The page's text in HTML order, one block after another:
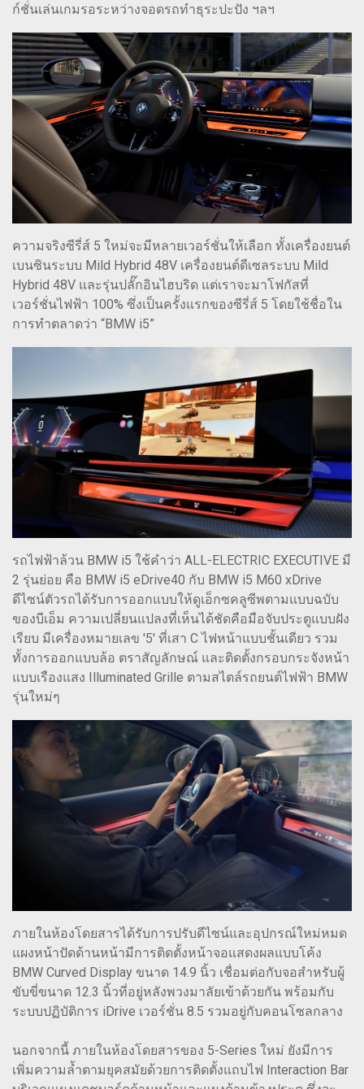
ก์ชั่นเล่นเกมรอระหว่างจอดรถทำธุระปะปัง ฯลฯ
ความจริงซีรี่ส์ 5 ใหม่จะมีหลายเวอร์ชั่นให้เลือก ทั้งเครื่องยนต์
เบนซินระบบ Mild Hybrid 48V เครื่องยนต์ดีเซลระบบ Mild
Hybrid 48V และรุ่นปลั๊กอินไฮบริด แต่เราจะมาโฟกัสที่
เวอร์ชั่นไฟฟ้า 100% ซึ่งเป็นครั้งแรกของซีรี่ส์ 5 โดยใช้ชื่อใน
การทำตลาดว่า “BMW i5”
รถไฟฟ้าล้วน BMW i5 ใช้คำว่า ALL-ELECTRIC EXECUTIVE มี
2 รุ่นย่อย คือ BMW i5 eDrive40 กับ BMW i5 M60 xDrive
ดีไซน์ตัวรถได้รับการออกแบบให้ดูเอ็กซคลูซีพตามแบบฉบับ
ของบีเอ็ม ความเปลี่ยนแปลงที่เห็นได้ชัดคือมือจับประตูแบบฝัง
เรียบ มีเครื่องหมายเลข '5' ที่เสา C ไฟหน้าแบบชั้นเดียว รวม
ทั้งการออกแบบล้อ ตราสัญลักษณ์ และติดตั้งกรอบกระจังหน้า
แบบเรืองแสง Illuminated Grille ตามสไตล์รถยนต์ไฟฟ้า BMW
รุ่นใหม่ๆ
ภายในห้องโดยสารได้รับการปรับดีไซน์และอุปกรณ์ใหม่หมด
แผงหน้าปัดด้านหน้ามีการติดตั้งหน้าจอแสดงผลแบบโค้ง
BMW Curved Display ขนาด 14.9 นิ้ว เชื่อมต่อกับจอสำหรับผู้
ขับขี่ขนาด 12.3 นิ้วที่อยู่หลังพวงมาลัยเข้าด้วยกัน พร้อมกับ
ระบบปฏิบัติการ iDrive เวอร์ชั่น 8.5 รวมอยู่กับคอนโซลกลาง
นอกจากนี้ ภายในห้องโดยสารของ 5-Series ใหม่ ยังมีการ
เพิ่มความล้ำตามยุคสมัยด้วยการติดตั้งแถบไฟ Interaction Bar